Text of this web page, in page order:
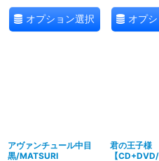
オプション選択 オプ
アヴァンチュール中目
黒/MATSURI
君の王子様
【